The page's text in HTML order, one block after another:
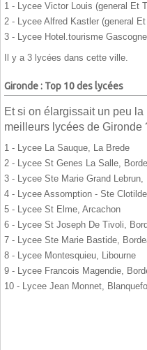
1 - Lycee Victor Louis (general Et
2 - Lycee Alfred Kastler (general
3 - Lycee Hotel.tourisme
Il y a 3 lycées dans cette ville.
Gironde : Top 10 des lycées
Et si on élargissait un peu
meilleurs lycées de Gironde
1 - Lycee La Sauque, La Brede
2 - Lycee St Genes La Salle,
3 - Lycee Ste Marie Grand Lebrun,
4 - Lycee Assomption - Ste
5 - Lycee St Elme, Arcachon
6 - Lycee St Joseph De Tivoli,
7 - Lycee Ste Marie Bastide,
8 - Lycee Montesquieu, Libourne
9 - Lycee Francois Magendie,
10 - Lycee Jean Monnet,